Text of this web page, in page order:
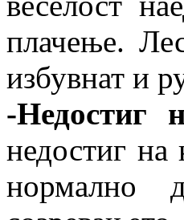
плачење.
избувнат и
-Недостиг
недостиг на
нормално